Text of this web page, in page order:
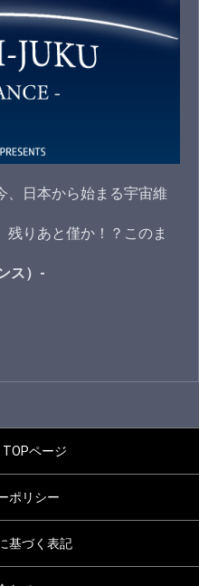
、日本から始まる宇宙維
りあと僅か！？このま
ス）-
TOPページ
ポリシー
基づく表記